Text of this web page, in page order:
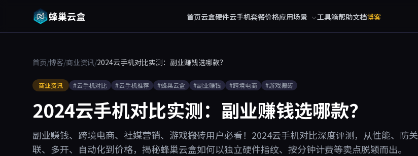
蜂巢云盒 首页云盒硬件云手机套餐价格应用场景 工具箱帮助文档博客
首页/博客/商业资讯/2024云手机对比实测：副业赚钱选哪款？
商业资讯 #云手机对比 #云手机推荐 #蜂巢云盒 #副业赚钱 #跨境电商 #游戏搬砖
2024云手机对比实测：副业赚钱选哪款？
副业赚钱、跨境电商、社媒营销、游戏搬砖用户必看！2024云手机对比深度评测，从性能、防关
联、多开、自动化到价格，揭秘蜂巢云盒如何以独立硬件指纹、按分钟计费等卖点脱颖而出。